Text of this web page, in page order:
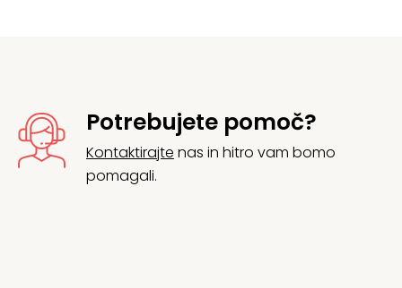
Potrebujete pomoč?
Kontaktirajte nas in hitro vam bomo
pomagali.